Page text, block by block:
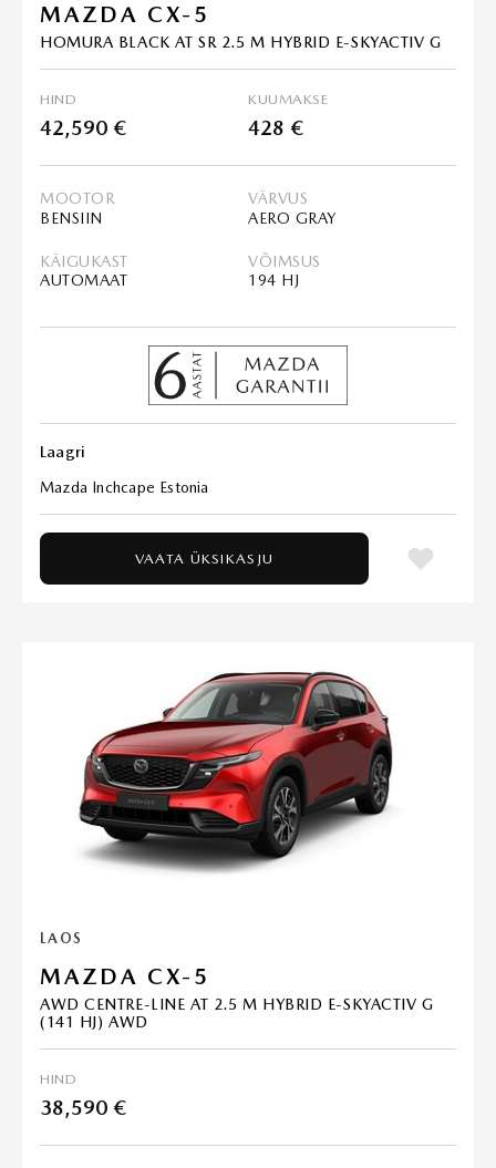
MAZDA CX-5
HOMURA BLACK AT SR 2.5 M HYBRID E-SKYACTIV G
HIND
42,590 €
KUUMAKSE
428 €
MOOTOR
BENSIIN
VÄRVUS
AERO GRAY
KÄIGUKAST
AUTOMAAT
VÕIMSUS
194 HJ
Laagri
Mazda Inchcape Estonia
VAATA ÜKSIKASJU
LAOS
MAZDA CX-5
AWD CENTRE-LINE AT 2.5 M HYBRID E-SKYACTIV G
(141 HJ) AWD
HIND
38,590 €